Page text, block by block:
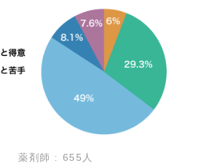
薬剤師 : 655人